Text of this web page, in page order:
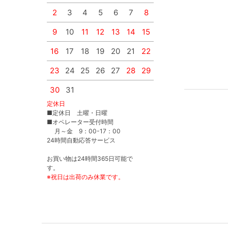
2
3 4 5 6 7
8
9
10 11 12 13 14
15
16
17 18 19 20 21
22
23
24 25 26 27 28
29
30
31
定休日
■定休日 土曜・日曜
■オペレーター受付時間
月～金 9：00-17：00
24時間自動応答サービス
お買い物は24時間365日可能で
す。
※祝日は出荷のみ休業です。